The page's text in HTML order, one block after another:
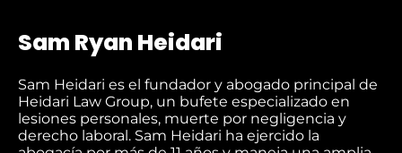
Sam Ryan Heidari
Sam Heidari es el fundador y abogado principal de
Heidari Law Group, un bufete especializado en
lesiones personales, muerte por negligencia y
derecho laboral. Sam Heidari ha ejercido la